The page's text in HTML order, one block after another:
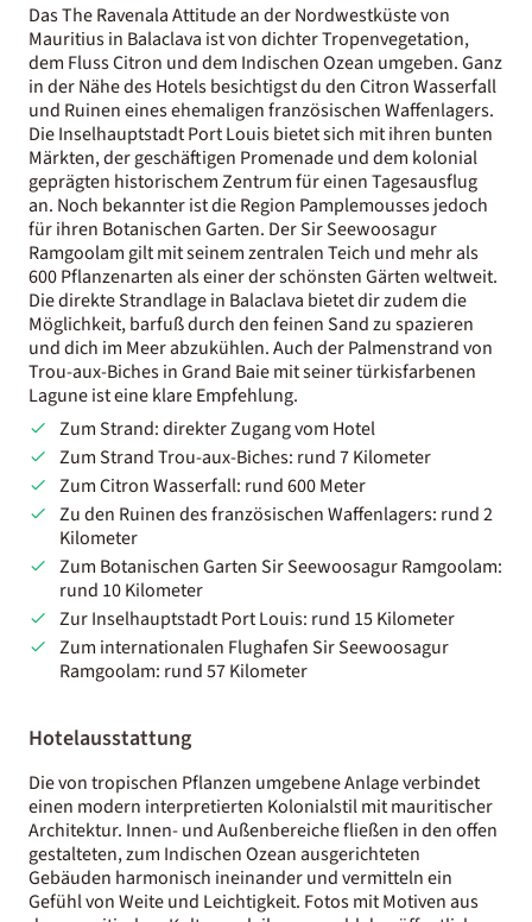
Das The Ravenala Attitude an der Nordwestküste von
Mauritius in Balaclava ist von dichter Tropenvegetation,
dem Fluss Citron und dem Indischen Ozean umgeben. Ganz
in der Nähe des Hotels besichtigst du den Citron Wasserfall
und Ruinen eines ehemaligen französischen Waffenlagers.
Die Inselhauptstadt Port Louis bietet sich mit ihren bunten
Märkten, der geschäftigen Promenade und dem kolonial
geprägten historischem Zentrum für einen Tagesausflug
an. Noch bekannter ist die Region Pamplemousses jedoch
für ihren Botanischen Garten. Der Sir Seewoosagur
Ramgoolam gilt mit seinem zentralen Teich und mehr als
600 Pflanzenarten als einer der schönsten Gärten weltweit.
Die direkte Strandlage in Balaclava bietet dir zudem die
Möglichkeit, barfuß durch den feinen Sand zu spazieren
und dich im Meer abzukühlen. Auch der Palmenstrand von
Trou-aux-Biches in Grand Baie mit seiner türkisfarbenen
Lagune ist eine klare Empfehlung.
Zum Strand: direkter Zugang vom Hotel
Zum Strand Trou-aux-Biches: rund 7 Kilometer
Zum Citron Wasserfall: rund 600 Meter
Zu den Ruinen des französischen Waffenlagers: rund 2
Kilometer
Zum Botanischen Garten Sir Seewoosagur Ramgoolam:
rund 10 Kilometer
Zur Inselhauptstadt Port Louis: rund 15 Kilometer
Zum internationalen Flughafen Sir Seewoosagur
Ramgoolam: rund 57 Kilometer
Hotelausstattung
Die von tropischen Pflanzen umgebene Anlage verbindet
einen modern interpretierten Kolonialstil mit mauritischer
Architektur. Innen- und Außenbereiche fließen in den offen
gestalteten, zum Indischen Ozean ausgerichteten
Gebäuden harmonisch ineinander und vermitteln ein
Gefühl von Weite und Leichtigkeit. Fotos mit Motiven aus